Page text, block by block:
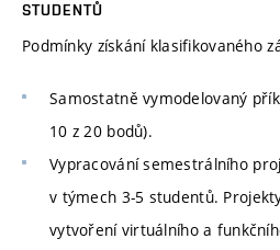
STUDENTŮ
Podmínky získání klasifikovaného
Samostatně vymodelovaný
10 z 20 bodů).
Vypracování semestrálního
v týmech 3-5 studentů.
vytvoření virtuálního a